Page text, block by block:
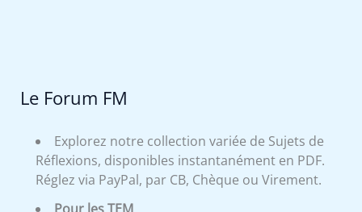
Le Forum FM
Explorez notre collection variée de Sujets de
Réflexions, disponibles instantanément en PDF.
Réglez via PayPal, par CB, Chèque ou Virement.